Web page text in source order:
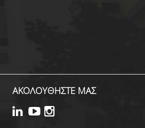
ΑΚΟΛΟΥΘΗΣΤΕ ΜΑΣ